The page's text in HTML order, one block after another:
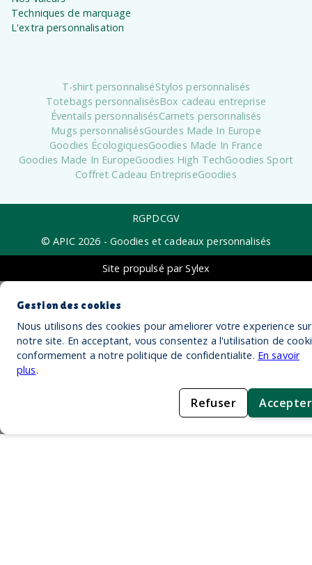
Techniques de marquage
L'extra personnalisation
T-shirt personnaliséStylos personnalisés
Totebags personnalisésBox cadeau entreprise
Éventails personnalisésCarnets personnalisés
Mugs personnalisésGourdes Made In Europe
Goodies ÉcologiquesGoodies Made In France
Goodies Made In EuropeGoodies High TechGoodies Sport
Coffret Cadeau EntrepriseGoodies
RGPDCGV
© APIC 2026 - Goodies et cadeaux personnalisés
Site propulsé par Sylex
Gestion des cookies
Nous utilisons des cookies pour ameliorer votre experience sur
notre site. En acceptant, vous consentez a l'utilisation de
conformement a notre politique de confidentialite. En savoir
plus.
Refuser Accepter